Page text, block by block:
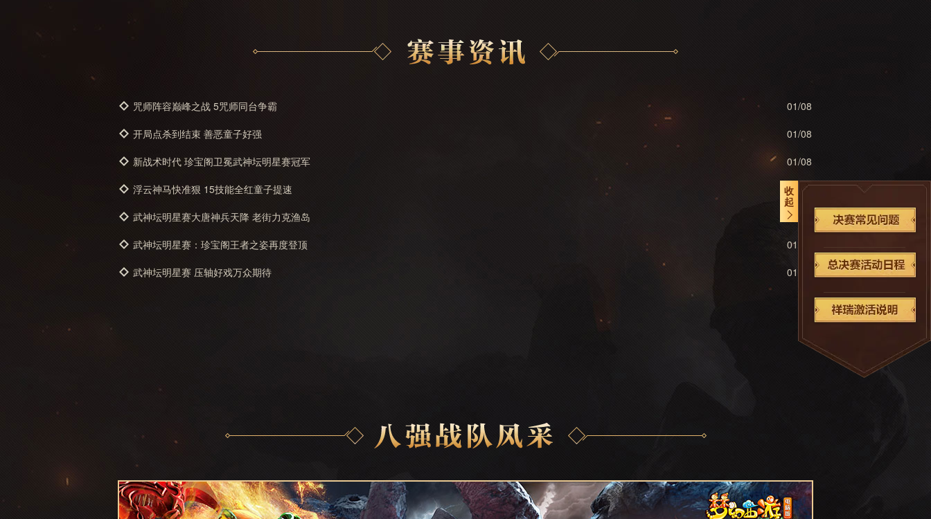
收
起
咒师阵容巅峰之战 5咒师同台争霸
01/08
开局点杀到结束 善恶童子好强
01/08
新战术时代 珍宝阁卫冕武神坛明星赛冠军
01/08
浮云神马快准狠 15技能全红童子提速
01/07
武神坛明星赛大唐神兵天降 老街力克渔岛
01/07
武神坛明星赛：珍宝阁王者之姿再度登顶
01/06
武神坛明星赛 压轴好戏万众期待
01/02